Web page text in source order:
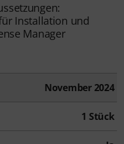
Installation und
Manager
November 2024
1 Stück